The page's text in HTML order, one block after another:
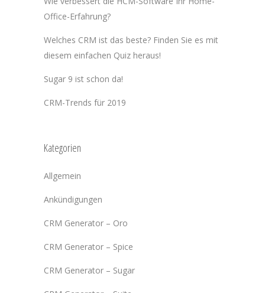
Office-Erfahrung?
Welches CRM ist das beste? Finden Sie es mit
diesem einfachen Quiz heraus!
Sugar 9 ist schon da!
CRM-Trends für 2019
Kategorien
Allgemein
Ankündigungen
CRM Generator – Oro
CRM Generator – Spice
CRM Generator – Sugar